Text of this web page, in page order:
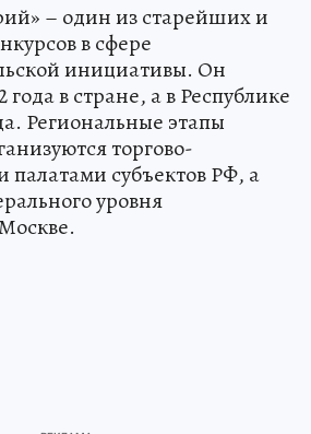
– один из старейших и
в сфере
инициативы. Он
года в стране, а в Республике
Региональные этапы
торгово-
субъектов РФ, а
уровня